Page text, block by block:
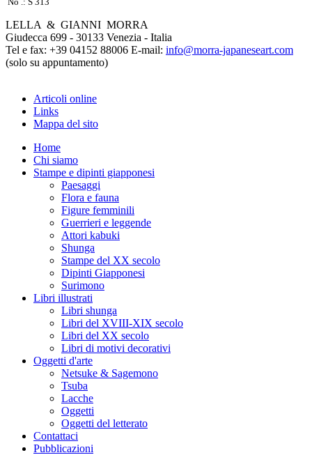
LELLA & GIANNI MORRA
Giudecca 699 - 30133 Venezia - Italia
Tel e fax: +39 04152 88006 E-mail: info@morra-japaneseart.com
(solo su appuntamento)
Articoli online
Links
Mappa del sito
Home
Chi siamo
Stampe e dipinti giapponesi
Paesaggi
Flora e fauna
Figure femminili
Guerrieri e leggende
Attori kabuki
Shunga
Stampe del XX secolo
Dipinti Giapponesi
Surimono
Libri illustrati
Libri shunga
Libri del XVIII-XIX secolo
Libri del XX secolo
Libri di motivi decorativi
Oggetti d'arte
Netsuke & Sagemono
Tsuba
Lacche
Oggetti
Oggetti del letterato
Contattaci
Pubblicazioni